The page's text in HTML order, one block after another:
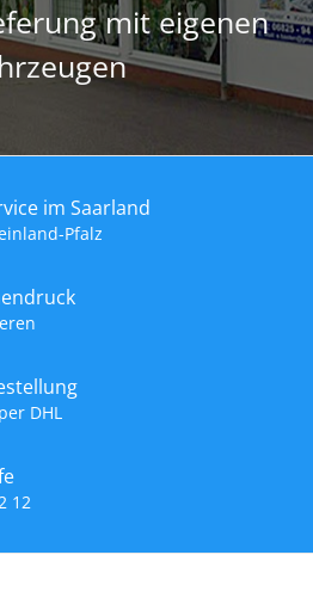
mit eigenen
im Saarland
Pfalz
DHL
12